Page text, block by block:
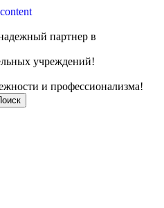
партнер в
учреждений!
и профессионализма!